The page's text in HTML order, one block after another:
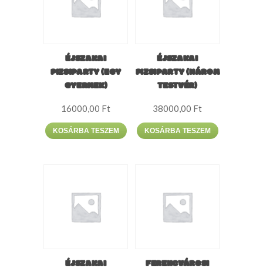
ÉJSZAKAI
PIZSIPARTY (EGY
GYERMEK)
16000,00 Ft
KOSÁRBA TESZEM
ÉJSZAKAI
PIZSIPARTY (HÁROM
TESTVÉR)
38000,00 Ft
KOSÁRBA TESZEM
ÉJSZAKAI
FERENCVÁROSI